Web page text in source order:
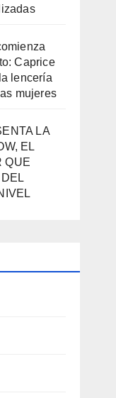
Caprice
lencería
mujeres
LA
EL
QUE